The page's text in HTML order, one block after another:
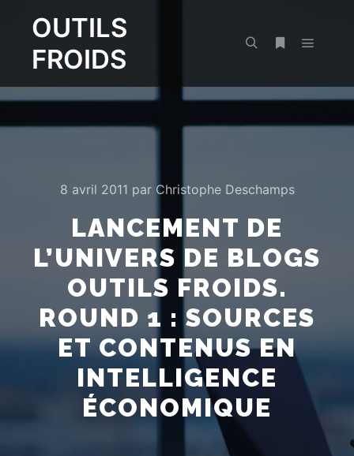
OUTILS
FROIDS
8 avril 2011 par Christophe Deschamps
LANCEMENT DE
L’UNIVERS DE BLOGS
OUTILS FROIDS.
ROUND 1 : SOURCES
ET CONTENUS EN
INTELLIGENCE
ÉCONOMIQUE